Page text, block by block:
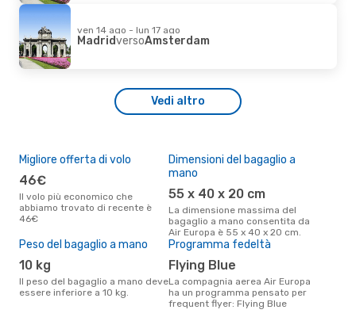
ven 14 ago - lun 17 ago
MadridversoAmsterdam
Vedi altro
Migliore offerta di volo
46€
Il volo più economico che
abbiamo trovato di recente è
46€
Dimensioni del bagaglio a
mano
55 x 40 x 20 cm
La dimensione massima del
bagaglio a mano consentita da
Air Europa è 55 x 40 x 20 cm.
Peso del bagaglio a mano
10 kg
Il peso del bagaglio a mano deve
essere inferiore a 10 kg.
Programma fedeltà
Flying Blue
La compagnia aerea Air Europa
ha un programma pensato per
frequent flyer: Flying Blue